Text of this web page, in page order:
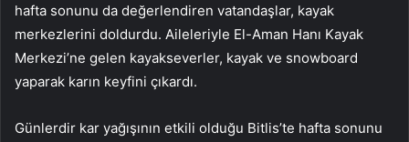
hafta sonunu da değerlendiren vatandaşlar, kayak
merkezlerini doldurdu. Aileleriyle El-Aman Hanı Kayak
Merkezi’ne gelen kayakseverler, kayak ve snowboard
yaparak karın keyfini çıkardı.
Günlerdir kar yağışının etkili olduğu Bitlis’te hafta sonunu